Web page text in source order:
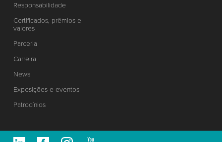
Responsabilidade
Certificados, prêmios e
valores
Parceria
Carreira
News
Exposições e eventos
Patrocínios